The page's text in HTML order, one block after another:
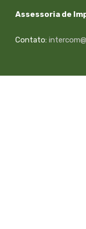
Assessoria de
Contato: